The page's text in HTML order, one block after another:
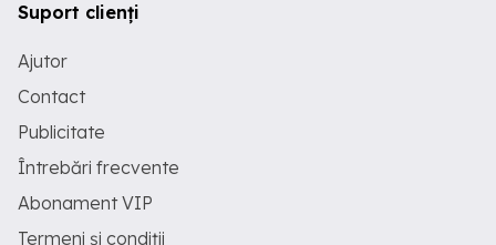
Suport clienți
Ajutor
Contact
Publicitate
Întrebări frecvente
Abonament VIP
Termeni și condiții